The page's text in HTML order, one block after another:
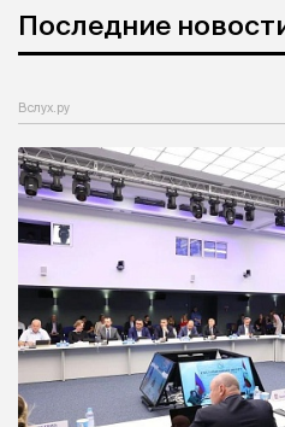
Последние
Вслух.ру